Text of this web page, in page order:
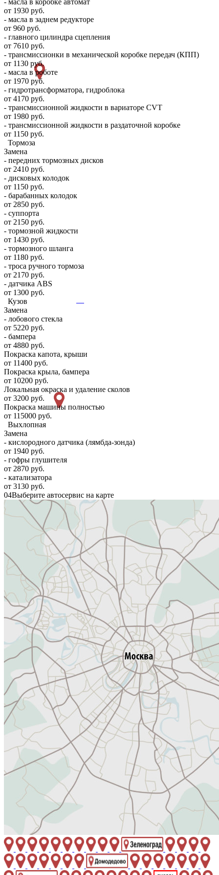
от 1930 руб.
- масла в заднем редукторе
от 960 руб.
- главного цилиндра сцепления
от 7610 руб.
- трансмиссионки в механической коробке передач (КПП)
от 1130 руб.
- масла в роботе
от 1970 руб.
- гидротрансформатора, гидроблока
от 4170 руб.
- трансмиссионной жидкости в вариаторе CVT
от 1980 руб.
- трансмиссионной жидкости в раздаточной коробке
от 1150 руб.
Тормоза
Замена
- передних тормозных дисков
от 2410 руб.
- дисковых колодок
от 1150 руб.
- барабанных колодок
от 2850 руб.
- суппорта
от 2150 руб.
- тормозной жидкости
от 1430 руб.
- тормозного шланга
от 1180 руб.
- троса ручного тормоза
от 2170 руб.
- датчика ABS
от 1300 руб.
Кузов
Замена
- лобового стекла
от 5220 руб.
- бампера
от 4880 руб.
Покраска капота, крыши
от 11400 руб.
Покраска крыла, бампера
от 10200 руб.
Локальная окраска и удаление сколов
от 3200 руб.
Покраска машины полностью
от 115000 руб.
Выхлопная
Замена
- кислородного датчика (лямбда-зонда)
от 1940 руб.
- гофры глушителя
от 2870 руб.
- катализатора
от 3130 руб.
04Выберите автосервис на карте